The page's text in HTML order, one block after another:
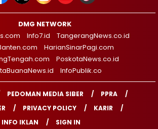
DMG NETWORK
Info7.id
TangerangNews.co.id
HarianSinarPagi.com
PoskotaNews.co.id
InfoPublik.co
PEDOMAN MEDIA SIBER
PPRA
PRIVACY POLICY
KARIR
INFO IKLAN
SIGN IN